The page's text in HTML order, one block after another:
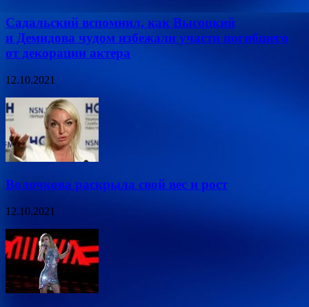
Садальский вспомнил, как Высоцкий
и Демидова чудом избежали участи погибшего
от декорации актера
12.10.2021
Волочкова раскрыла свой вес и рост
12.10.2021